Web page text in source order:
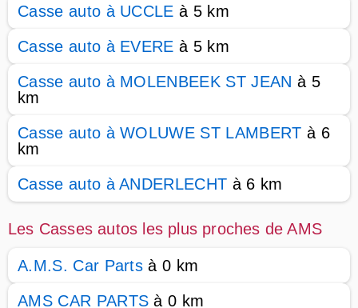
Casse auto à UCCLE à 5 km
Casse auto à EVERE à 5 km
Casse auto à MOLENBEEK ST JEAN à 5
km
Casse auto à WOLUWE ST LAMBERT à 6
km
Casse auto à ANDERLECHT à 6 km
Les Casses autos les plus proches de AMS
A.M.S. Car Parts à 0 km
AMS CAR PARTS à 0 km